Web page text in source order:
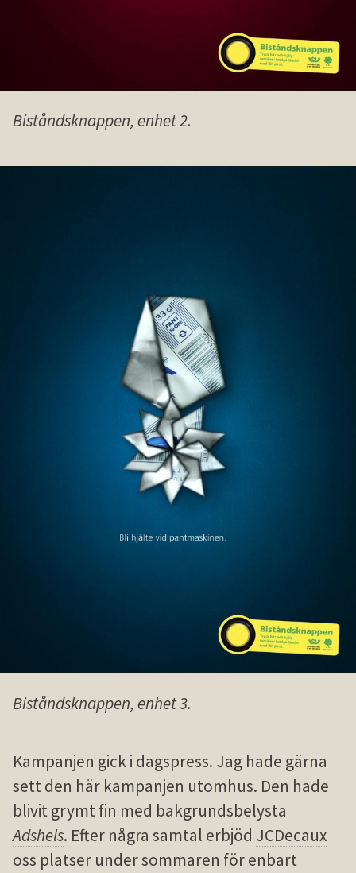
Biståndsknappen, enhet 2.
Biståndsknappen, enhet 3.
Kampanjen gick i dagspress. Jag hade gärna
sett den här kampanjen utomhus. Den hade
blivit grymt fin med bakgrundsbelysta
Adshels. Efter några samtal erbjöd JCDecaux
oss platser under sommaren för enbart